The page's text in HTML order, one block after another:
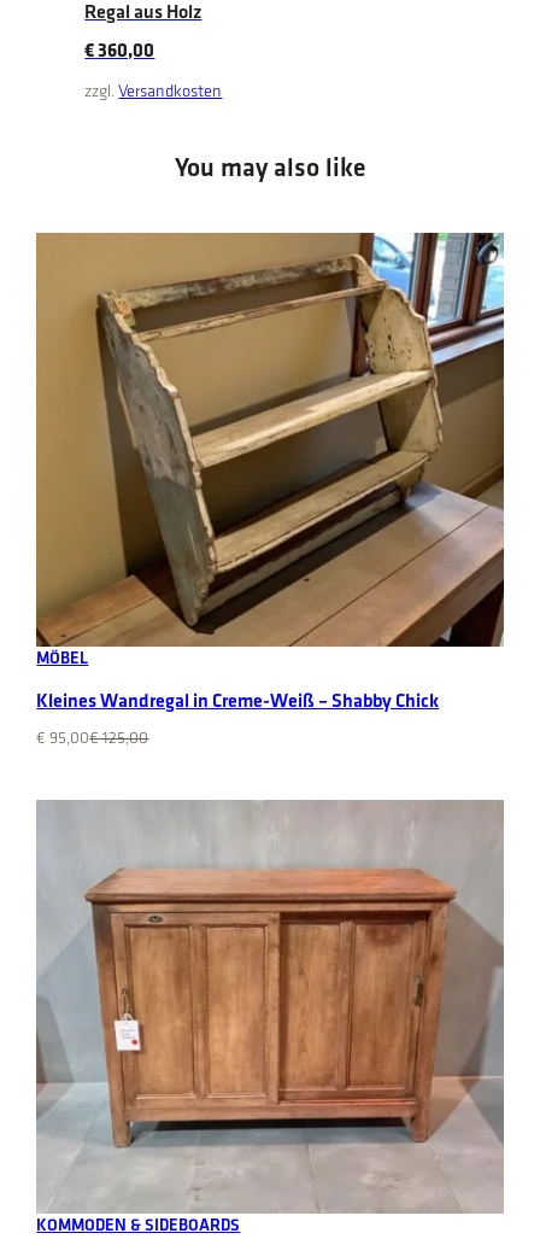
Regal aus Holz
€360,00
zzgl.Versandkosten
You may also like
Add to cart
MÖBEL
Kleines Wandregal in Creme-Weiß – Shabby Chick
€125,00
Original
€ 95,00
Current
Add to cart
KOMMODEN & SIDEBOARDS